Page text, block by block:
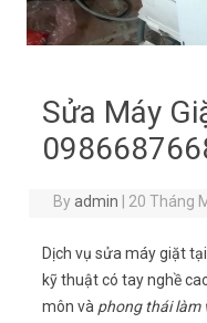
Sửa Máy
Byadmin 20 Tháng
Dịch vụ sửa máy giặt
kỹ thuật có tay nghề
môn và phong thái làm